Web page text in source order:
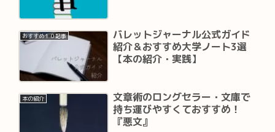
おすすめ１０記事
バレットジャーナル公式ガイド
紹介＆おすすめ大学ノート3選
【本の紹介・実践】
本の紹介
文章術のロングセラー・文庫で
持ち運びやすくておすすめ！
『悪文』